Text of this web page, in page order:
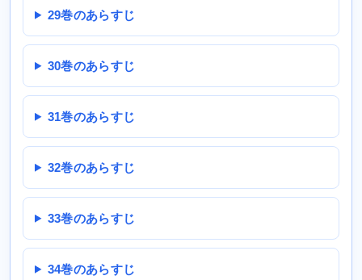
29巻のあらすじ
30巻のあらすじ
31巻のあらすじ
32巻のあらすじ
33巻のあらすじ
34巻のあらすじ